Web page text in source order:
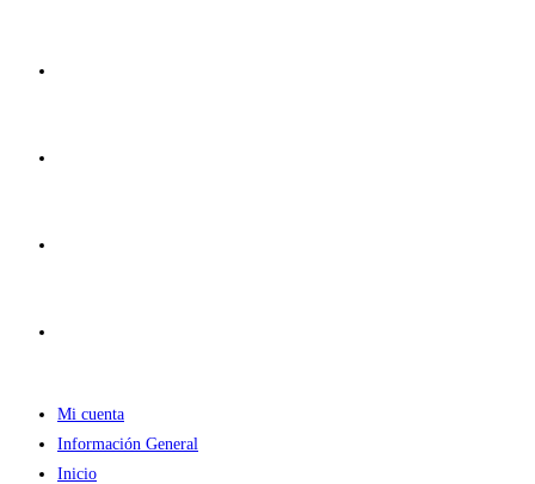
Mi cuenta
Información General
Inicio